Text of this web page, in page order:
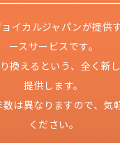
イカルジャパンが提供
ースサービスです。
換えるという、 全く新
提供します。
は異なりますので、気
ください。